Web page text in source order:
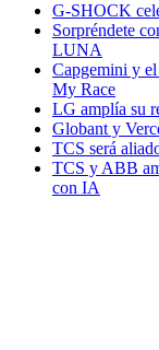
G-SHOCK
Sorpréndete
LUNA
Capgemini y
My Race
LG amplía su
Globant y
TCS será
TCS y ABB
con IA